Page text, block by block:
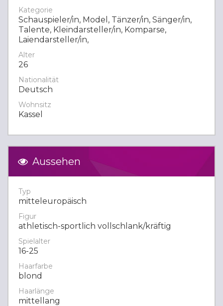
Kategorie
Schauspieler/in, Model, Tänzer/in, Sänger/in,
Talente, Kleindarsteller/in, Komparse,
Laiendarsteller/in,
Alter
26
Nationalität
Deutsch
Wohnsitz
Kassel
Aussehen
Typ
mitteleuropäisch
Figur
athletisch-sportlich vollschlank/kräftig
Spielalter
16-25
Haarfarbe
blond
Haarlänge
mittellang